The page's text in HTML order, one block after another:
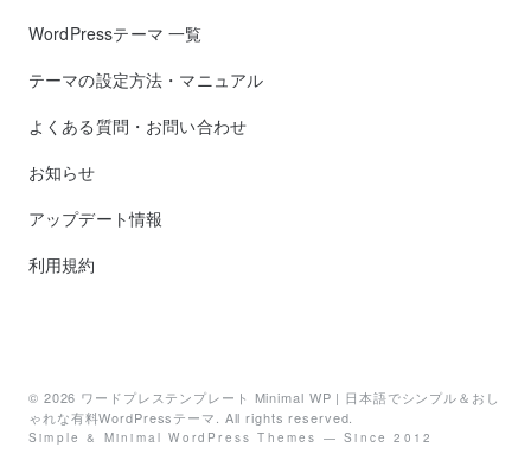
WordPressテーマ 一覧
テーマの設定方法・マニュアル
よくある質問・お問い合わせ
お知らせ
アップデート情報
利用規約
© 2026 ワードプレステンプレート Minimal WP | 日本語でシンプル＆おし
ゃれな有料WordPressテーマ
. All rights reserved.
Simple & Minimal WordPress Themes — Since 2012